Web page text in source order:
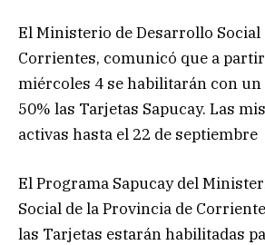
El Ministerio de Desarrollo Social
Corrientes, comunicó que a
miércoles 4 se habilitarán con
50% las Tarjetas Sapucay. Las
activas hasta el 22 de septiembre
El Programa Sapucay del
Social de la Provincia de
las Tarjetas estarán habilitadas